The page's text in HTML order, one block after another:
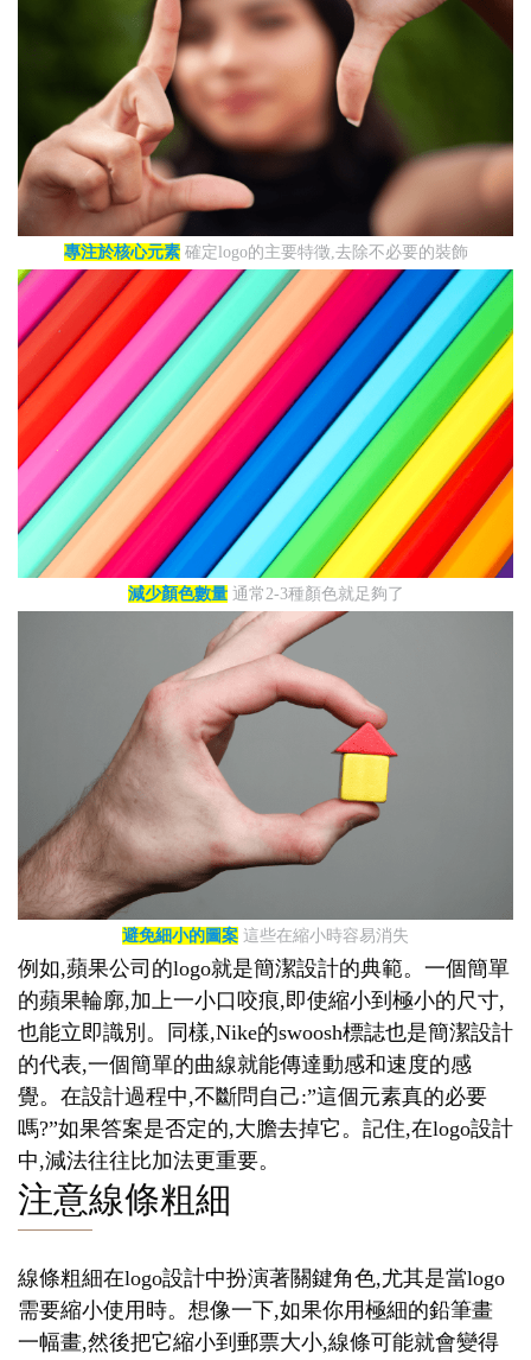
專注於核心元素確定logo的主要特徵,去除不必要的裝飾
減少顏色數量通常2-3種顏色就足夠了
避免細小的圖案 這些在縮小時容易消失
例如,蘋果公司的logo就是簡潔設計的典範。一個簡單
的蘋果輪廓,加上一小口咬痕,即使縮小到極小的尺寸,
也能立即識別。同樣,Nike的swoosh標誌也是簡潔設計
的代表,一個簡單的曲線就能傳達動感和速度的感
覺。在設計過程中,不斷問自己:”這個元素真的必要
嗎?”如果答案是否定的,大膽去掉它。記住,在logo設計
中,減法往往比加法更重要。
注意線條粗細
線條粗細在logo設計中扮演著關鍵角色,尤其是當logo
需要縮小使用時。想像一下,如果你用極細的鉛筆畫
一幅畫,然後把它縮小到郵票大小,線條可能就會變得